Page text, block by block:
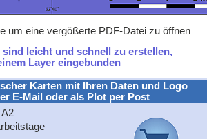
um eine vergößerte PDF-Datei zu öffnen
leicht und schnell zu erstellen,
Layer eingebunden
Karten mit Ihren Daten und Logo
E-Mail oder als Plot per Post
A2